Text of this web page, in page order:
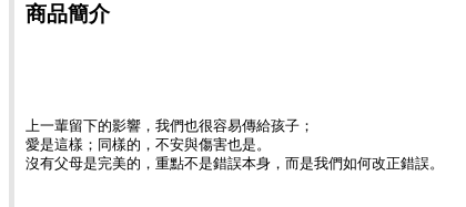
商品簡介
上一輩留下的影響，我們也很容易傳給孩子；
愛是這樣；同樣的，不安與傷害也是。
沒有父母是完美的，重點不是錯誤本身，而是我們如何改正錯誤。